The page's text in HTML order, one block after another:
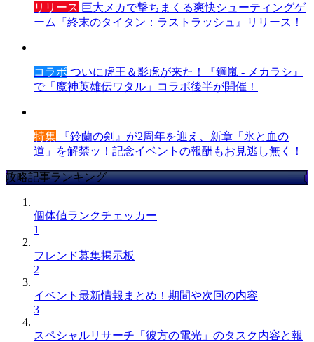
リリース 巨大メカで撃ちまくる爽快シューティングゲ
ーム『終末のタイタン：ラストラッシュ』リリース！
コラボ ついに虎王＆影虎が来た！『鋼嵐 - メカラシ』
で「魔神英雄伝ワタル」コラボ後半が開催！
特集 『鈴蘭の剣』が2周年を迎え、新章「氷と血の
道」を解禁ッ！記念イベントの報酬もお見逃し無く！
攻略記事ランキング
個体値ランクチェッカー
1
フレンド募集掲示板
2
イベント最新情報まとめ！期間や次回の内容
3
スペシャルリサーチ「彼方の電光」のタスク内容と報